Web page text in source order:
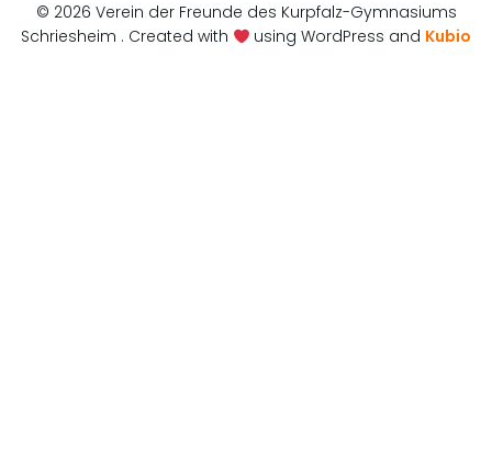
© 2026 Verein der Freunde des Kurpfalz-Gymnasiums
Schriesheim . Created with
using WordPress and Kubio